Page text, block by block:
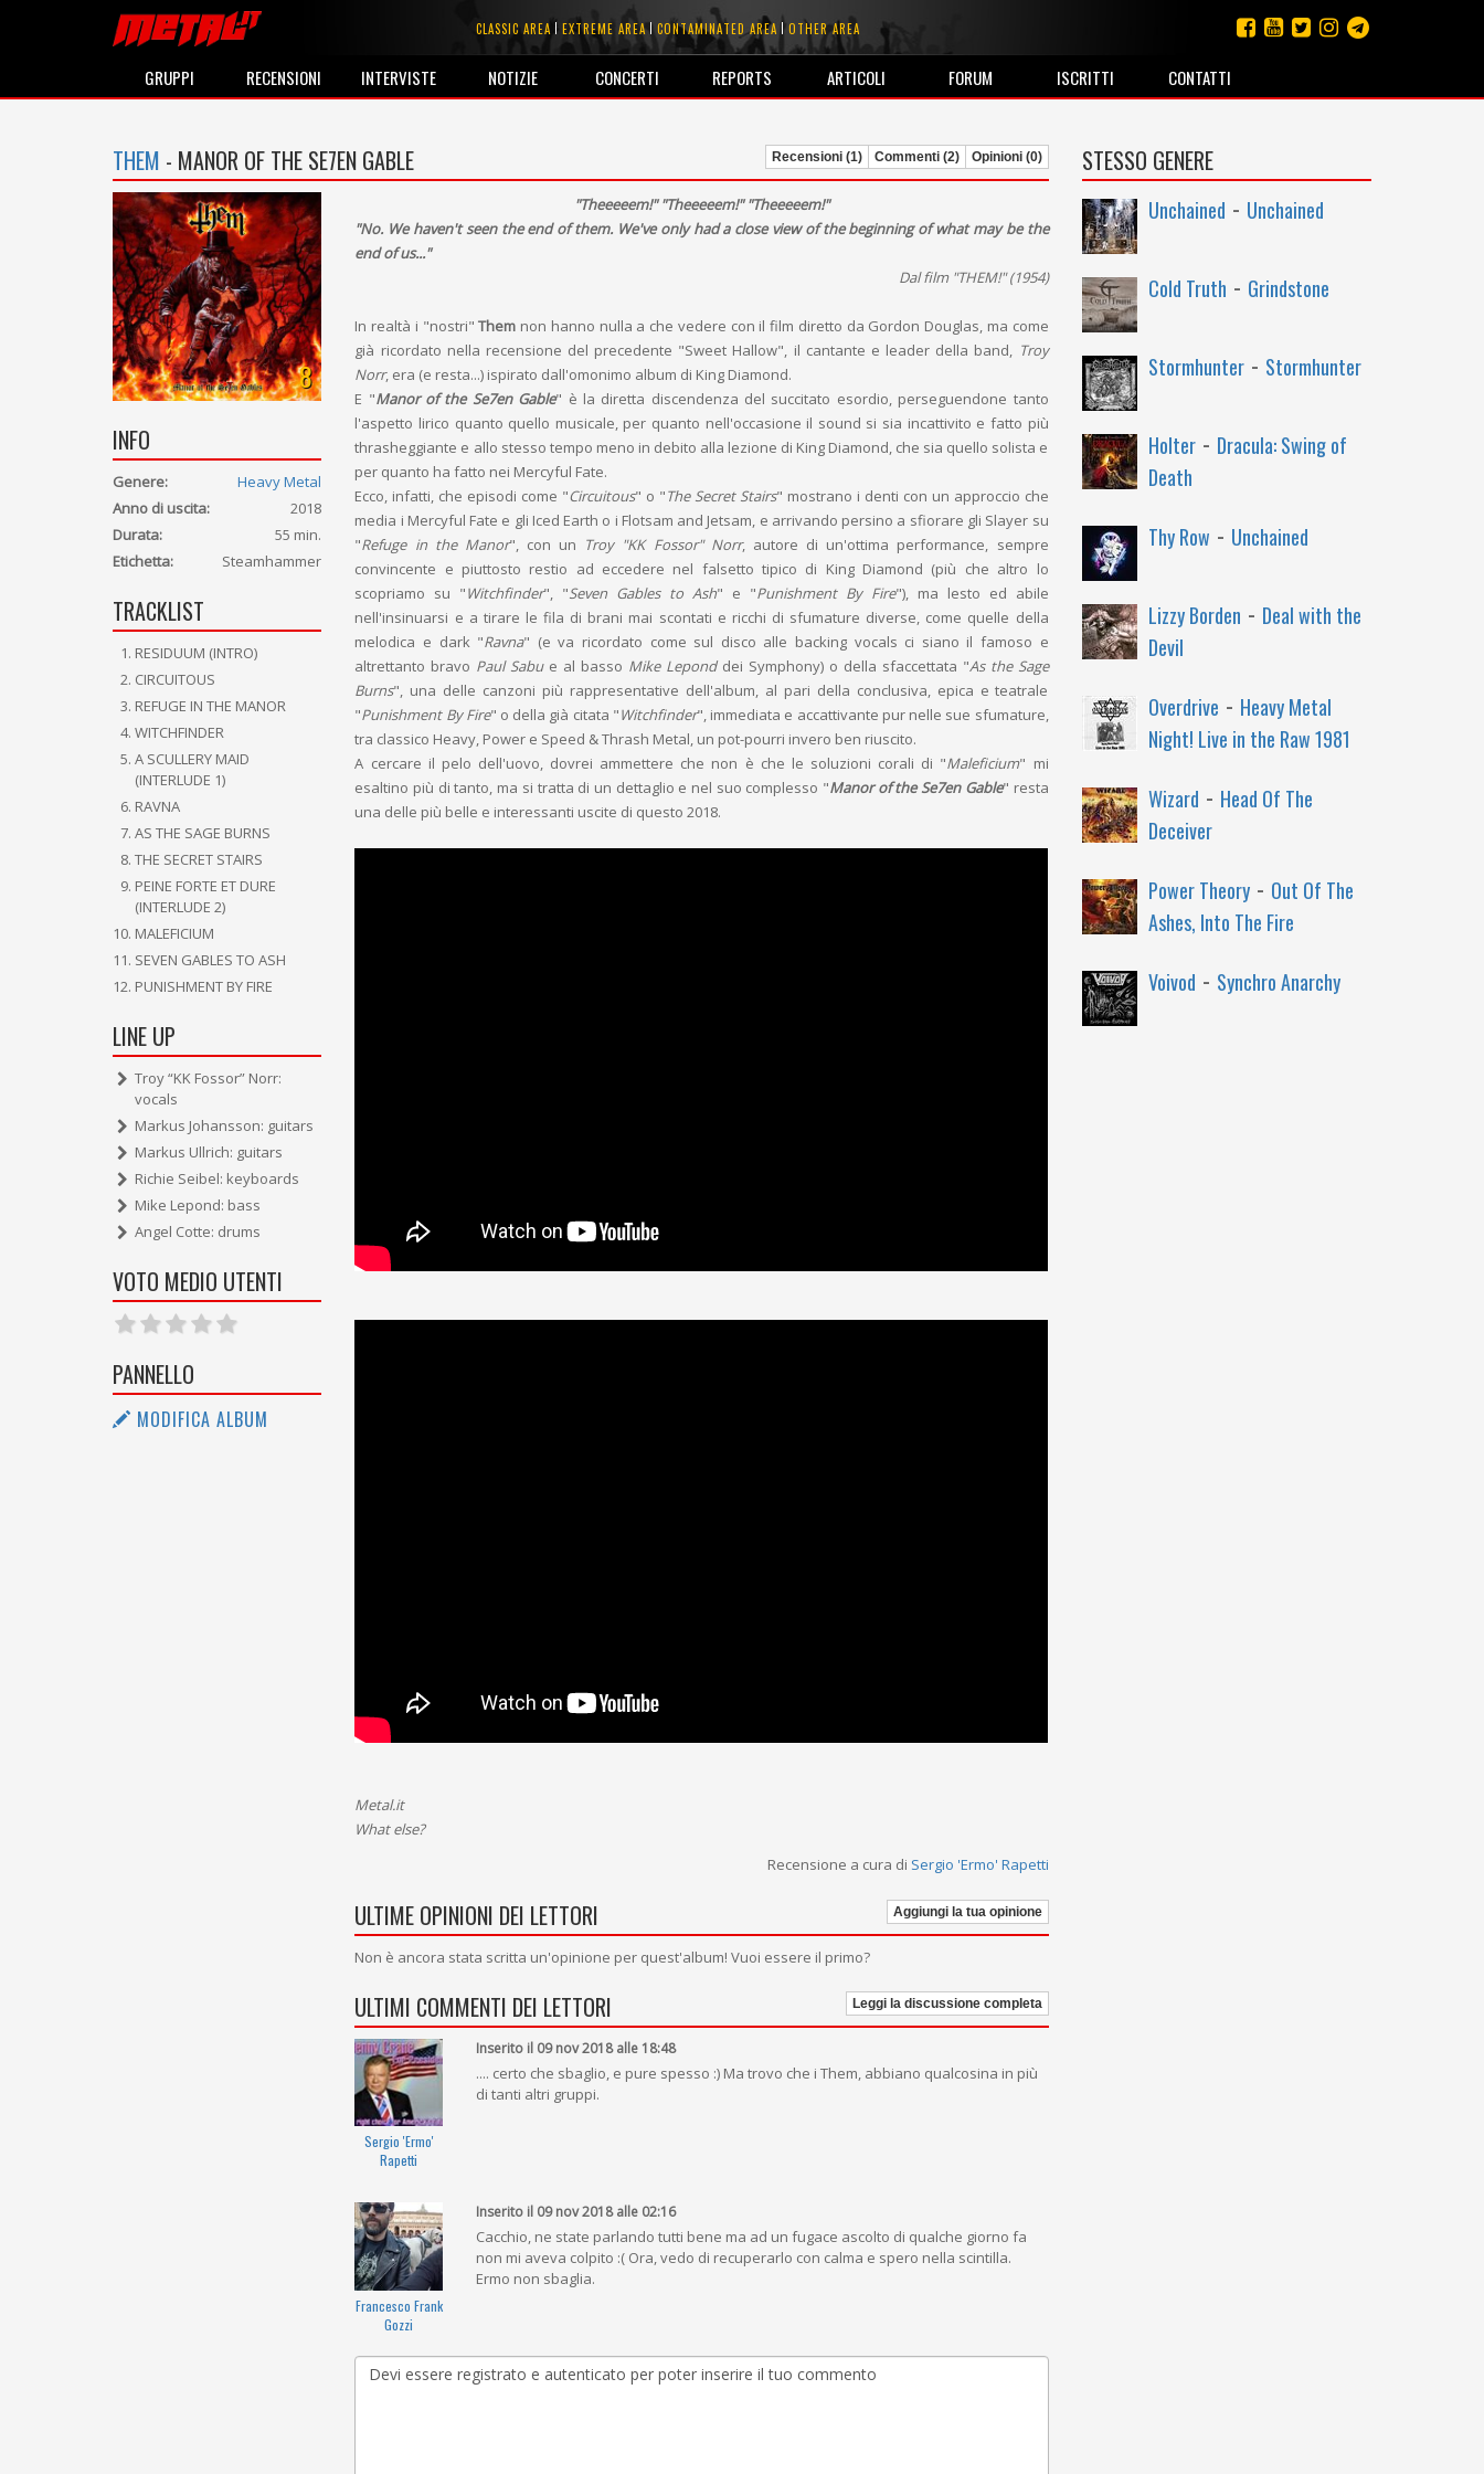
CLASSIC AREA EXTREME AREA CONTAMINATED AREA OTHER AREA
GRUPPI RECENSIONI INTERVISTE NOTIZIE CONCERTI REPORTS ARTICOLI FORUM ISCRITTI CONTATTI
THEM - MANOR OF THE SE7EN GABLE Recensioni (1) Commenti (2) Opinioni (0)
8
INFO
Genere:
Heavy Metal
Anno di uscita:
2018
Durata:
55 min.
Etichetta:
Steamhammer
TRACKLIST
RESIDUUM (INTRO)
CIRCUITOUS
REFUGE IN THE MANOR
WITCHFINDER
A SCULLERY MAID
(INTERLUDE 1)
RAVNA
AS THE SAGE BURNS
THE SECRET STAIRS
PEINE FORTE ET DURE
(INTERLUDE 2)
MALEFICIUM
SEVEN GABLES TO ASH
PUNISHMENT BY FIRE
LINE UP
Troy “KK Fossor” Norr:
vocals
Markus Johansson: guitars
Markus Ullrich: guitars
Richie Seibel: keyboards
Mike Lepond: bass
Angel Cotte: drums
VOTO MEDIO UTENTI
PANNELLO
MODIFICA ALBUM
"Theeeeem!" "Theeeeem!" "Theeeeem!"
"No. We haven't seen the end of them. We've only had a close view of the beginning of what may be the
end of us..."
Dal film "THEM!" (1954)
In realtà i "nostri"Them non hanno nulla a che vedere con il film diretto da Gordon Douglas, ma come
già ricordato nella recensione del precedente "Sweet Hallow", il cantante e leader della band, Troy
Norr, era (e resta...) ispirato dall'omonimo album di King Diamond.
E "Manor of the Se7en Gable" è la diretta discendenza del succitato esordio, perseguendone tanto
l'aspetto lirico quanto quello musicale, per quanto nell'occasione il sound si sia incattivito e fatto più
thrasheggiante e allo stesso tempo meno in debito alla lezione di King Diamond, che sia quello solista e
per quanto ha fatto nei Mercyful Fate.
Ecco, infatti, che episodi come "Circuitous" o "The Secret Stairs" mostrano i denti con un approccio che
media i Mercyful Fate e gli Iced Earth o i Flotsam and Jetsam, e arrivando persino a sfiorare gli Slayer su
"Refuge in the Manor", con un Troy "KK Fossor" Norr, autore di un'ottima performance, sempre
convincente e piuttosto restio ad eccedere nel falsetto tipico di King Diamond (più che altro lo
scopriamo su "Witchfinder", "Seven Gables to Ash" e "Punishment By Fire"), ma lesto ed abile
nell'insinuarsi e a tirare le fila di brani mai scontati e ricchi di sfumature diverse, come quelle della
melodica e dark "Ravna" (e va ricordato come sul disco alle backing vocals ci siano il famoso e
altrettanto bravo Paul Sabue al basso Mike Leponddei Symphony) o della sfaccettata "As the Sage
Burns", una delle canzoni più rappresentative dell'album, al pari della conclusiva, epica e teatrale
"Punishment By Fire" o della già citata "Witchfinder", immediata e accattivante pur nelle sue sfumature,
tra classico Heavy, Power e Speed & Thrash Metal, un pot-pourri invero ben riuscito.
A cercare il pelo dell'uovo, dovrei ammettere che non è che le soluzioni corali di "Maleficium" mi
esaltino più di tanto, ma si tratta di un dettaglio e nel suo complesso "Manor of the Se7en Gable" resta
una delle più belle e interessanti uscite di questo 2018.
Metal.it
What else?
Recensione a cura di Sergio 'Ermo' Rapetti
ULTIME OPINIONI DEI LETTORI Aggiungi la tua opinione
Non è ancora stata scritta un'opinione per quest'album! Vuoi essere il primo?
ULTIMI COMMENTI DEI LETTORI Leggi la discussione completa
Sergio 'Ermo'
Rapetti
Inserito il 09 nov 2018 alle 18:48
.... certo che sbaglio, e pure spesso :) Ma trovo che i Them, abbiano qualcosina in più
di tanti altri gruppi.
Francesco Frank
Gozzi
Inserito il 09 nov 2018 alle 02:16
Cacchio, ne state parlando tutti bene ma ad un fugace ascolto di qualche giorno fa
non mi aveva colpito :( Ora, vedo di recuperarlo con calma e spero nella scintilla.
Ermo non sbaglia.
STESSO GENERE
Unchained - Unchained
Cold Truth - Grindstone
Stormhunter- Stormhunter
Holter- Dracula: Swing of
Death
Thy Row - Unchained
Lizzy Borden - Deal with the
Devil
Overdrive - Heavy Metal
Night! Live in the Raw 1981
Wizard - Head Of The
Deceiver
Power Theory- Out Of The
Ashes, Into The Fire
Voivod - Synchro Anarchy